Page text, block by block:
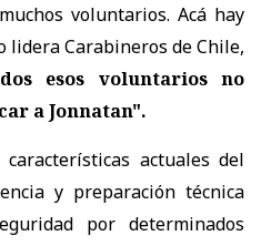
voluntarios. Acá hay
lidera Carabineros de Chile,
esos voluntarios no
a Jonnatan".
actuales del
y preparación técnica
por determinados